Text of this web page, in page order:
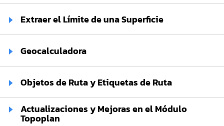
Extraer el Límite de una Superficie
Geocalculadora
Objetos de Ruta y Etiquetas de Ruta
Actualizaciones y Mejoras en el Módulo
Topoplan